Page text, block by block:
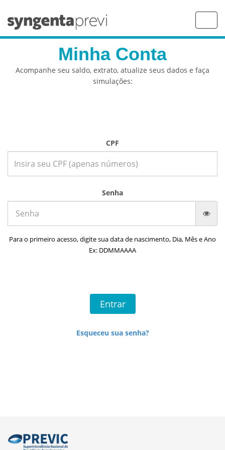
Minha Conta
Acompanhe seu saldo, extrato, atualize seus dados e faça
simulações:
CPF
Senha
Para o primeiro acesso, digite sua data de nascimento, Dia, Mês e Ano
Ex: DDMMAAAA
Esqueceu sua senha?